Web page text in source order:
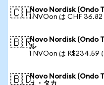
🇨🇭Novo Nordisk (Ondo
1 NVOon は CHF 36.82
🇧🇷Novo Nordisk (Ondo
ル
1 NVOon は R$234.59
🇧🇩Novo Nordisk (Ondo
ュ・タカ